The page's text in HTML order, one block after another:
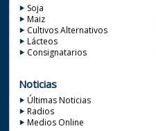
Soja
Maiz
Cultivos Alternativos
Lácteos
Consignatarios
Noticias
Últimas Noticias
Radios
Medios Online